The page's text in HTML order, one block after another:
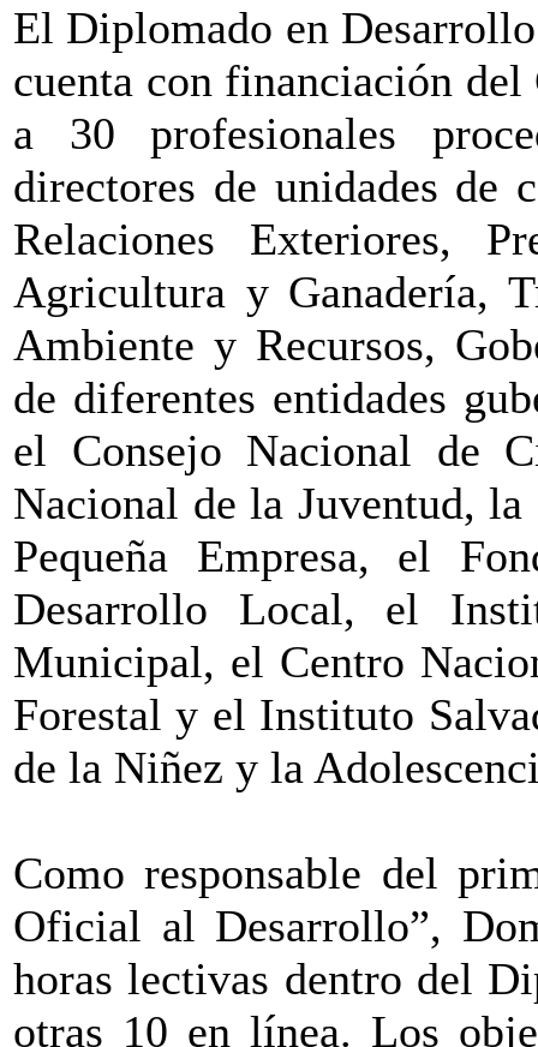
El Diplomado en
cuenta con financiación
a 30 profesionales
directores de unidades de
Relaciones Exteriores,
Agricultura y Ganadería,
Ambiente y Recursos,
de diferentes entidades
el Consejo Nacional de
Nacional de la Juventud,
Pequeña Empresa, el
Desarrollo Local, el
Municipal, el Centro
Forestal y el Instituto
de la Niñez y la
Como responsable del
Oficial al Desarrollo”,
horas lectivas dentro del
otras 10 en línea. Los